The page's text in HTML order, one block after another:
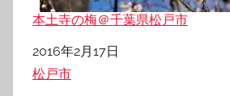
本土寺の梅＠千葉県松戸市
日付
2016年2月17日
関連理由
松戸市